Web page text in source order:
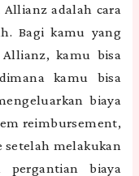
Allianz adalah cara
Bagi kamu yang
kamu bisa
kamu bisa
biaya
reimbursement,
setelah melakukan
pergantian biaya